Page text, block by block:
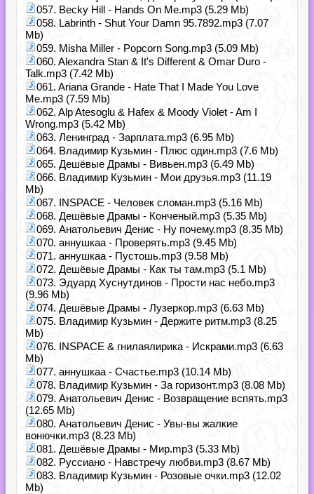
057. Becky Hill - Hands On Me.mp3 (5.29 Mb)
058. Labrinth - Shut Your Damn 95.7892.mp3 (7.07
Mb)
059. Misha Miller - Popcorn Song.mp3 (5.09 Mb)
060. Alexandra Stan & It's Different & Omar Duro -
Talk.mp3 (7.42 Mb)
061. Ariana Grande - Hate That I Made You Love
Me.mp3 (7.59 Mb)
062. Alp Atesoglu & Hafex & Moody Violet - Am I
Wrong.mp3 (5.42 Mb)
063. Ленинград - Зарплата.mp3 (6.95 Mb)
064. Владимир Кузьмин - Плюс один.mp3 (7.6 Mb)
065. Дешёвые Драмы - Вивьен.mp3 (6.49 Mb)
066. Владимир Кузьмин - Мои друзья.mp3 (11.19
Mb)
067. INSPACE - Человек сломан.mp3 (5.16 Mb)
068. Дешёвые Драмы - Конченый.mp3 (5.35 Mb)
069. Анатольевич Денис - Ну почему.mp3 (8.35 Mb)
070. аннушкаа - Проверять.mp3 (9.45 Mb)
071. аннушкаа - Пустошь.mp3 (9.58 Mb)
072. Дешёвые Драмы - Как ты там.mp3 (5.1 Mb)
073. Эдуард Хуснутдинов - Прости нас небо.mp3
(9.96 Mb)
074. Дешёвые Драмы - Лузеркор.mp3 (6.63 Mb)
075. Владимир Кузьмин - Держите ритм.mp3 (8.25
Mb)
076. INSPACE & гнилаялирика - Искрами.mp3 (6.63
Mb)
077. аннушкаа - Счастье.mp3 (10.14 Mb)
078. Владимир Кузьмин - За горизонт.mp3 (8.08 Mb)
079. Анатольевич Денис - Возвращение вспять.mp3
(12.65 Mb)
080. Анатольевич Денис - Увы-вы жалкие
вонючки.mp3 (8.23 Mb)
081. Дешёвые Драмы - Мир.mp3 (5.33 Mb)
082. Руссиано - Навстречу любви.mp3 (8.67 Mb)
083. Владимир Кузьмин - Розовые очки.mp3 (12.02
Mb)